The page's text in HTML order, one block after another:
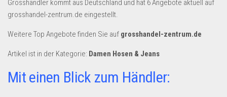
Amazon
Aldi
Lidl
Grosshändler kommt aus Deutschland und hat 6 Angebote aktuell auf
grosshandel-zentrum.de eingestellt.
Weitere Top Angebote finden Sie auf grosshandel-zentrum.de
Artikel ist in der Kategorie: Damen Hosen & Jeans
Mit einen Blick zum Händler: